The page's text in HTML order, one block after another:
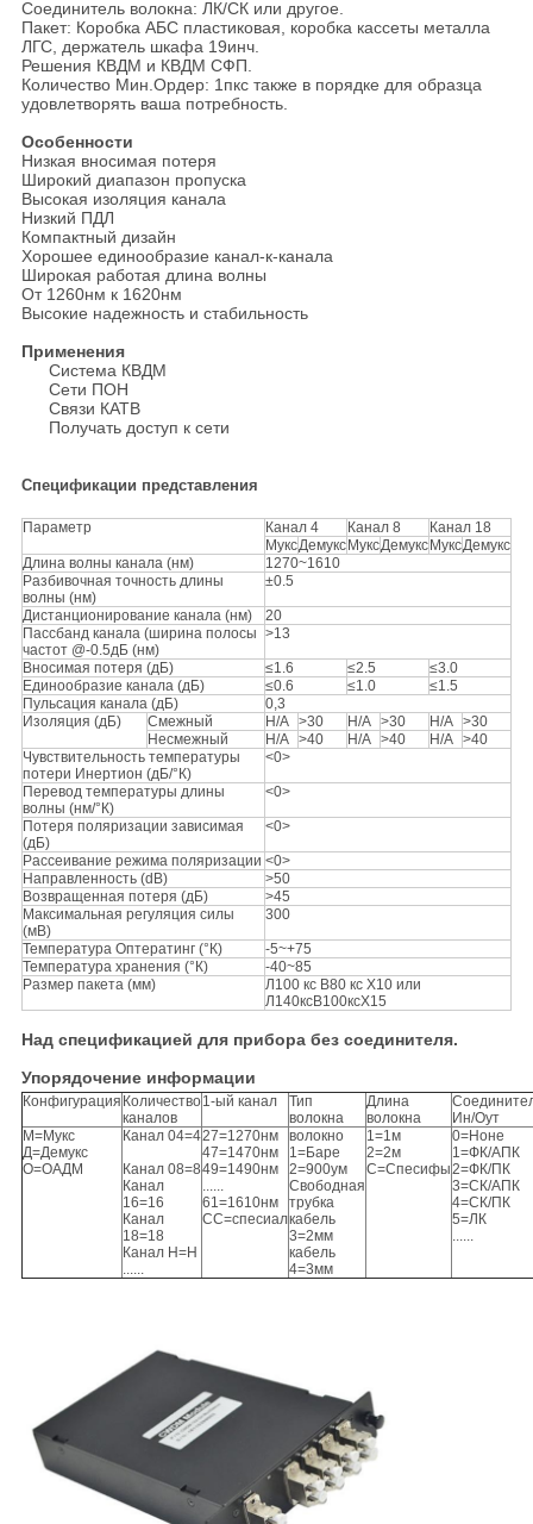
Соединитель волокна: ЛК/СК или другое.
Пакет: Коробка АБС пластиковая, коробка кассеты металла
ЛГС, держатель шкафа 19инч.
Решения КВДМ и КВДМ СФП.
Количество Мин.Ордер: 1пкс также в порядке для образца
удовлетворять ваша потребность.
Особенности
Низкая вносимая потеря
Широкий диапазон пропуска
Высокая изоляция канала
Низкий ПДЛ
Компактный дизайн
Хорошее единообразие канал-к-канала
Широкая работая длина волны
От 1260нм к 1620нм
Высокие надежность и стабильность
Применения
Система КВДМ
Сети ПОН
Связи КАТВ
Получать доступ к сети
Спецификации представления
Параметр Канал 4 Канал 8
Канал 18
МуксДемукс МуксДемукс МуксДемукс
Длина волны канала (нм)
1270~1610
Разбивочная точность длины
волны (нм)
±0.5
Дистанционирование канала (нм)
20
Пассбанд канала (ширина полосы
частот @-0.5дБ (нм)
>13
Вносимая потеря (дБ) ≤1.6 ≤2.5
≤3.0
Единообразие канала (дБ)
≤0.6 ≤1.0
≤1.5
Пульсация канала (дБ)
0,3
Изоляция (дБ)
Смежный Н/А >30 Н/А >30 Н/А >30
Несмежный
Н/А >40 Н/А >40 Н/А >40
Чувствительность температуры
потери Инертион (дБ/°К)
<0>
Перевод температуры длины
волны (нм/°К)
<0>
Потеря поляризации зависимая
(дБ)
<0>
Рассеивание режима поляризации <0>
Направленность (dB)
>50
Возвращенная потеря (дБ)
>45
Максимальная регуляция силы
(мВ)
300
Температура Оптератинг (°К)
-5~+75
Температура хранения (°К)
-40~85
Размер пакета (мм)
Л100 кс В80 кс Х10 или
Л140ксВ100ксХ15
Над спецификацией для прибора без соединителя.
Упорядочение информации
Конфигурация Количество
каналов
1-ый канал
Тип
волокна
Длина
волокна
Ин/Оут
М=Мукс
Д=Демукс
О=ОАДМ
Канал 04=4
Канал 08=8
Канал
16=16
Канал
18=18
Канал Н=Н
......
27=1270нм
47=1470нм
49=1490нм
......
61=1610нм
СС=спесиал
волокно
1=Баре
2=900ум
Свободная
трубка
кабель
3=2мм
кабель
4=3мм
1=1м
2=2м
С=Спесифы
0=Ноне
1=ФК/АПК
2=ФК/ПК
3=СК/АПК
4=СК/ПК
5=ЛК
......